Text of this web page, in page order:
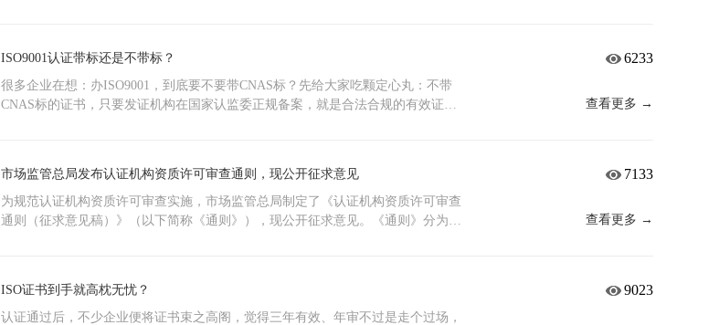
它能保证的。它管理的是事故发生后，业务能不能活下来。核心业务能否在设定时
间内恢复，职责分工是否明确，操作程序是否经过验证，联系方式是否在人员变动
后及时更新——这些事不出事看不出价值，但一旦触发中断场景，就是能不能守住
不慌乱。很多企业觉得可以再等等，等业务再大一点、等客户提要求、等真正遇到
再说。但业务连续性管理有一个基本特征——真正需要它的时候，往往已经没有时
间从零开始搭建了。
确实不用急着办。但凡业务规划中有上述任何一类方向，最好提前规划。获证的周
期通常在一个月内，等客户通知来了再办，时间永远不够。一句话总结：客户是
谁，产品给谁，决定了这张证值不值得办。市场不讲情面，只讲规则。
息安全管理）——证明数据资产有保障ISO 20000（IT服务管理）——证明交付流
程可量化 医疗器械类企业，甲方关注的是产品全生命周期的安全性和合规
性： ISO 13485（医疗器械质量管理体系）——证明从研发到上市后的风险管控能
过程控制、竣工验收全流程。 食品加工、农副产品类企业，甲方追问的是食品安
全和品控能力： ISO 22000——全链条风险预防HACCP——生产过程关键点控制，
出口基本是强制要求 三、不堆证书，按需下注每增加一项认证，就要花咨询费、
精准、体系能真正落地运行，而不是年底突击补记录应付检查。最后，送各位一句
实在话：别打听别人办了什么证，先问自己三个问题——标书里明确要求哪些资
把所有弹性空间全部量化。一阶段与二阶段间隔多久、单场所最低审几天、多场所
人日怎么累加，全部白纸黑字写进规章。过去靠“灵活处理”的空间，现在彻底堵死
了。 二、两条硬杠杠，谁都绕不过间隔是第一条。 一阶段到二阶段至少隔五个工
个角落都经得起核查，证书才有分量。三、压缩时间的代价，多数人扛不住机构如
果把该审10天的压成5天，或者选择性跳过场所，一旦被抽查，处罚明确且唯一：
证书直接撤销。更麻烦的是连锁反应：撤销之日起一年内不能重新申请；期满后体
过场”，但新规之后，每个签字的审核员都要对审核计划负责。正因为没人敢敷
衍，每一页审核记录都在为证书的真实性添砖加瓦。投标要这张证，是因为甲方需
ISO9001认证带标还是不带标？ 6233
很多企业在想：办ISO9001，到底要不要带CNAS标？先给大家吃颗定心丸：不带
CNAS标的证书，只要发证机构在国家认监委正规备案，就是合法合规的有效证
——你的客户、合作方、招标方，在任何地方都能查到并信任这张证书。不带标，
证书合法能用，但缺少这层光环。那到底该怎么选？其实不用太纠结，记住一个原
则：优先选带标的。具体来说，这么判断：第一，如果你要投标，尤其是国企、政
严格。带标的证书能让对方一眼就看出你的管理体系建设是扎实的、经得起推敲
的，合作信任感立刻拉满。第三，哪怕是内部规范管理，带标也不亏。有人觉
查看更多 →
市场监管总局发布认证机构资质许可审查通则，现公开征求意见 7133
为规范认证机构资质许可审查实施，市场监管总局制定了《认证机构资质许可审查
通则（征求意见稿）》（以下简称《通则》），现公开征求意见。《通则》分为总
日。为规范认证机构资质许可审查实施，统一审批标准和工作程序，市场监管总局
起草了《认证机构资质许可审查通则（征求意见稿）》，现向社会公开征求意见，
查看更多 →
ISO证书到手就高枕无忧？ 9023
认证通过后，不少企业便将证书束之高阁，觉得三年有效、年审不过是走个过场，